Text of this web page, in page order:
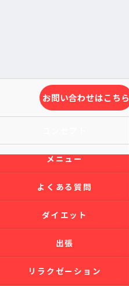
お問い合わせはこちら
メニュー
よくある質問
ダイエット
出張
リラクゼーション